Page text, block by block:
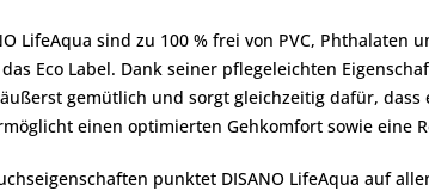
LifeAqua sind zu 100 % frei von PVC,
Eco Label. Dank seiner pflegeleichten
gemütlich und sorgt gleichzeitig dafür,
einen optimierten Gehkomfort sowie eine
punktet DISANO LifeAqua auf